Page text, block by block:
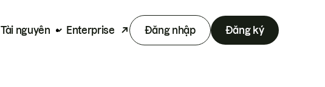
Tài nguyên Enterprise Đăng nhập Đăng ký